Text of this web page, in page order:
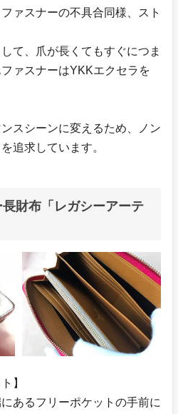
ァスナーの不具合同様、スト
て、爪が長くてもすぐにつま
ァスナーはYKKエクセラを
スシーンに変えるため、ノン
追求しています。
財布「レガシーアーテ
】
あるフリーポケットの手前に